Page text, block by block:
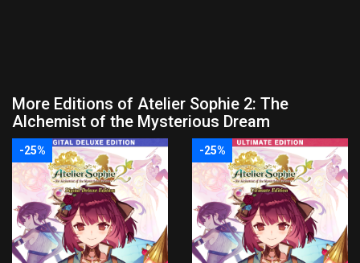
More Editions of Atelier Sophie 2: The
Alchemist of the Mysterious Dream
-25% -25%